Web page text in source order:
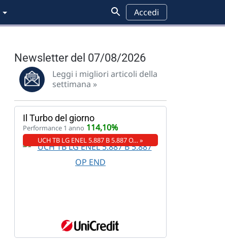
Accedi
Newsletter del 07/08/2026
Leggi i migliori articoli della
settimana »
Il Turbo del giorno
Performance 1 anno 114,10%
UCH TB LG ENEL 5.887 B 5.887 O… »